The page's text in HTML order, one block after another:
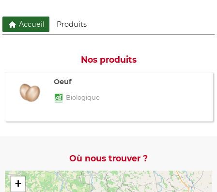
Accueil Produits
Nos produits
Oeuf
Biologique
Où nous trouver ?
+